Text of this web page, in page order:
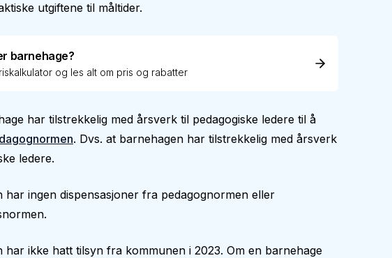
utgiftene til måltider.
barnehage?
og les alt om pris og rabatter
har tilstrekkelig med årsverk til pedagogiske ledere til å
. Dvs. at barnehagen har tilstrekkelig med årsverk
ledere.
har ingen dispensasjoner fra pedagognormen eller
har ikke hatt tilsyn fra kommunen i 2023. Om en barnehage